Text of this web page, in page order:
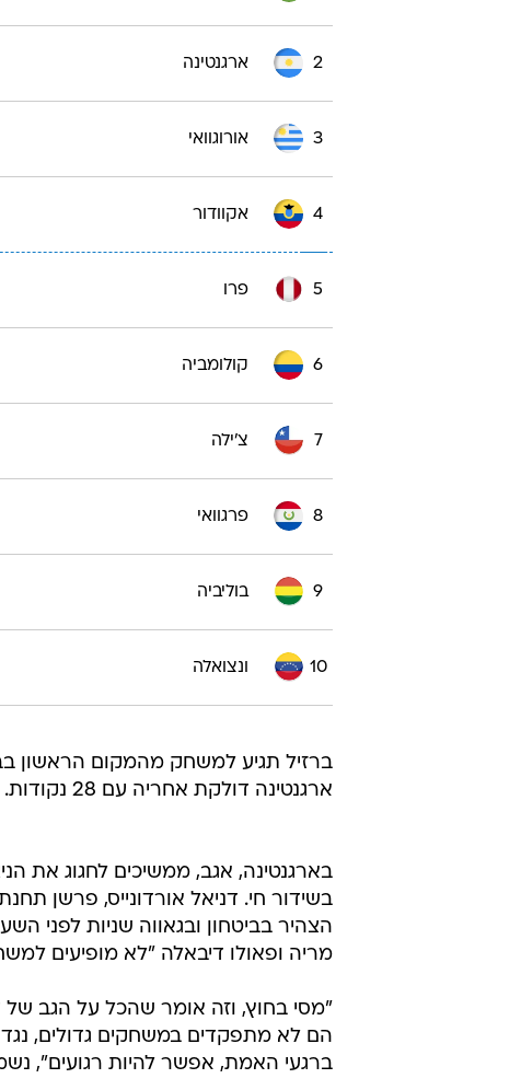
2 ארגנטינה
3 אורוגוואי
4 אקוודור
5 פרו
6 קולומביה
7 צ'ילה
8 פרגוואי
9 בוליביה
10 ונצואלה
ארגנטינה דולקת אחריה עם 28 נקודות.
בשידור חי. דניאל אורדונייס, פרשן
הצהיר בביטחון ובגאווה שניות לפני
מריה ופאולו דיבאלה "לא מופיעים
הם לא מתפקדים במשחקים גדולים, נגד
ברגעי האמת, אפשר להיות רגועים",